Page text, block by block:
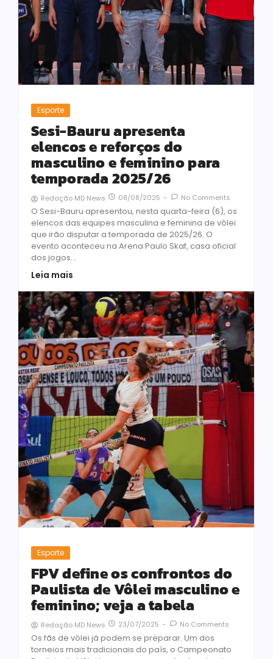
Esporte
Sesi-Bauru apresenta
elencos e reforços do
masculino e feminino para
temporada 2025/26
Redação MD News 08/08/2025 - No Comments
O Sesi-Bauru apresentou, nesta quarta-feira (6), os
elencos das equipes masculina e feminina de vôlei
que irão disputar a temporada de 2025/26. O
evento aconteceu na Arena Paulo Skaf, casa oficial
dos jogos...
Leia mais
Esporte
FPV define os confrontos do
Paulista de Vôlei masculino e
feminino; veja a tabela
Redação MD News 23/07/2025 - No Comments
Os fãs de vôlei já podem se preparar. Um dos
torneios mais tradicionais do país, o Campeonato